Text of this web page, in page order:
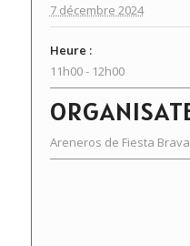
7 décembre 2024
Heure :
11h00 - 12h00
Areneros de Fiesta Brava